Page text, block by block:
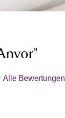
Alle Bewertungen